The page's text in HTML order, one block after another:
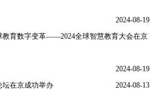
2024-08-19
教育数字变革——2024全球智慧教育大会在京
2024-08-19
坛在京成功举办
2024-08-13